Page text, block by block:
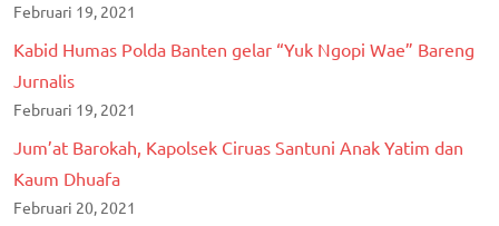
Februari 19, 2021
Kabid Humas Polda Banten gelar “Yuk Ngopi Wae” Bareng
Jurnalis
Februari 19, 2021
Jum’at Barokah, Kapolsek Ciruas Santuni Anak Yatim dan
Kaum Dhuafa
Februari 20, 2021